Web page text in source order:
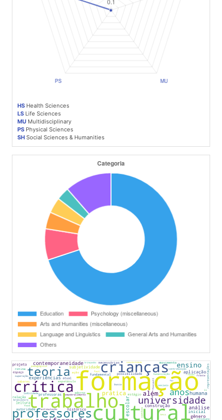
HS Health Sciences
LS Life Sciences
MU Multidisciplinary
PS Physical Sciences
SH Social Sciences & Humanities